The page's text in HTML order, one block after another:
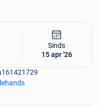
inclusief BTW.
bij ons op locatie is
Sinds
15 apr '26